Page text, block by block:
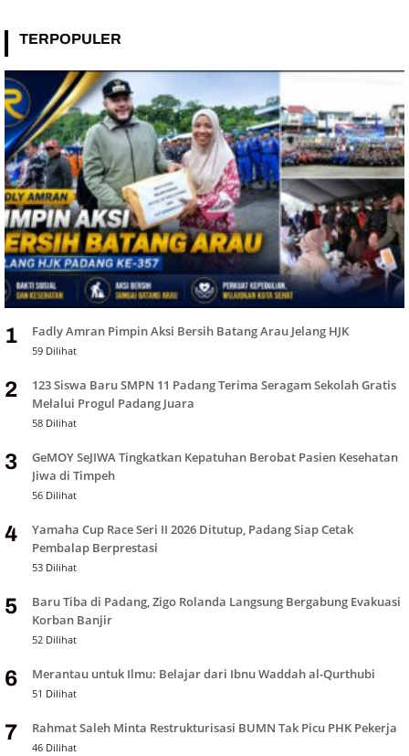
TERPOPULER
1 Fadly Amran Pimpin Aksi Bersih Batang Arau Jelang HJK
59 Dilihat
2
123 Siswa Baru SMPN 11 Padang Terima Seragam Sekolah Gratis
Melalui Progul Padang Juara
58 Dilihat
3
GeMOY SeJIWA Tingkatkan Kepatuhan Berobat Pasien Kesehatan
Jiwa di Timpeh
56 Dilihat
4
Yamaha Cup Race Seri II 2026 Ditutup, Padang Siap Cetak
Pembalap Berprestasi
53 Dilihat
5
Baru Tiba di Padang, Zigo Rolanda Langsung Bergabung Evakuasi
Korban Banjir
52 Dilihat
6 Merantau untuk Ilmu: Belajar dari Ibnu Waddah al-Qurthubi
51 Dilihat
7 Rahmat Saleh Minta Restrukturisasi BUMN Tak Picu PHK Pekerja
46 Dilihat